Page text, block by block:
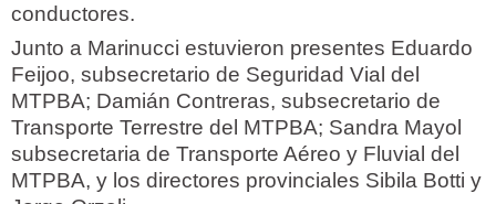
conductores.
Junto a Marinucci estuvieron presentes Eduardo
Feijoo, subsecretario de Seguridad Vial del
MTPBA; Damián Contreras, subsecretario de
Transporte Terrestre del MTPBA; Sandra Mayol
subsecretaria de Transporte Aéreo y Fluvial del
MTPBA, y los directores provinciales Sibila Botti y